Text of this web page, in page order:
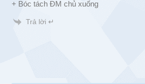
+ Bóc tách ĐM chủ xuống
Trả lời ↵